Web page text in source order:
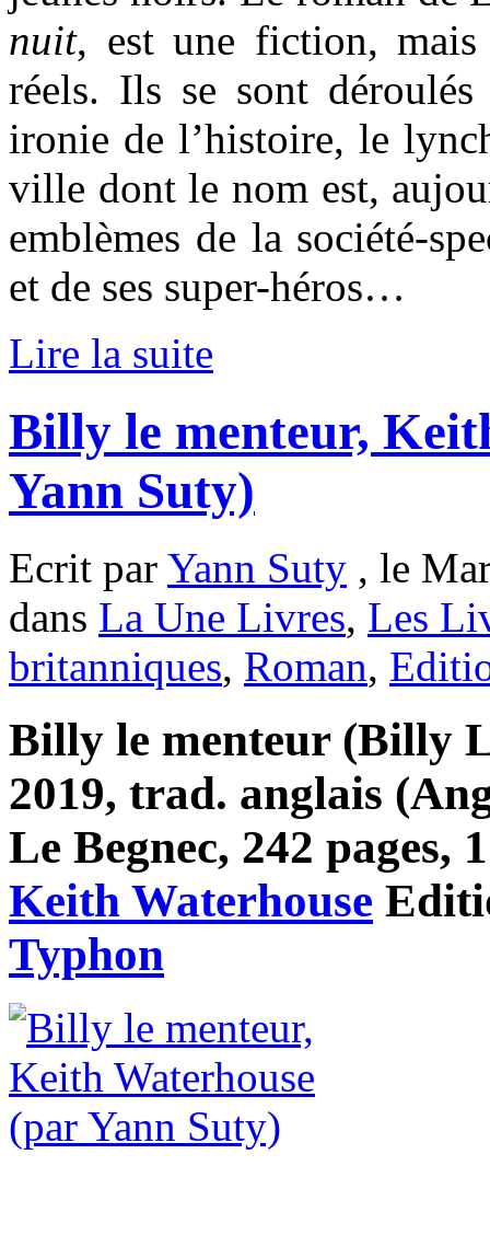
nuit, est une fiction, mais
réels. Ils se sont
ironie de l’histoire, le
ville dont le nom est,
emblèmes de la société-
et de ses super-héros…
Lire la suite
Billy le menteur,
Yann Suty)
Ecrit par Yann Suty , le
dans La Une Livres, Les
britanniques, Roman,
Billy le menteur (Billy
2019, trad. anglais
Le Begnec, 242 pages,
Keith Waterhouse
Typhon